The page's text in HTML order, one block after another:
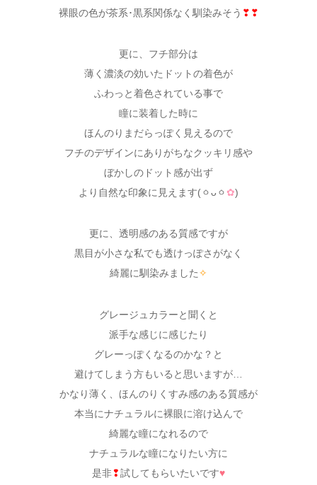
裸眼の色が茶系･黒系関係なく馴染みそう ❣❣
更に、フチ部分は
薄く濃淡の効いたドットの着色が
ふわっと着色されている事で
瞳に装着した時に
ほんのりまだらっぽく見えるので
フチのデザインにありがちなクッキリ感や
ぼかしのドット感が出ず
より自然な印象に見えます(ㆁᴗㆁ ✿)
更に、透明感のある質感ですが
黒目が小さな私でも透けっぽさがなく
綺麗に馴染みました✧
グレージュカラーと聞くと
派手な感じに感じたり
グレーっぽくなるのかな？と
避けてしまう方もいると思いますが…
かなり薄く、ほんのりくすみ感のある質感が
本当にナチュラルに裸眼に溶け込んで
綺麗な瞳になれるので
ナチュラルな瞳になりたい方に
是非❢試してもらいたいです♥